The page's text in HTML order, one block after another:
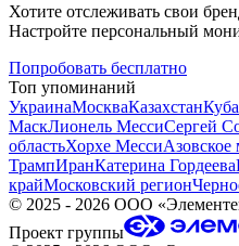
Хотите отслеживать свои
Настройте персональный
Попробовать бесплатно
Топ упоминаний
УкраинаМоскваКазахстан
МаскЛионель МессиСергей
областьХорхе МессиАзовское
ТрампИранКатерина Гордеева
крайМосковский регион
© 2025 - 2026 ООО
Проект группы